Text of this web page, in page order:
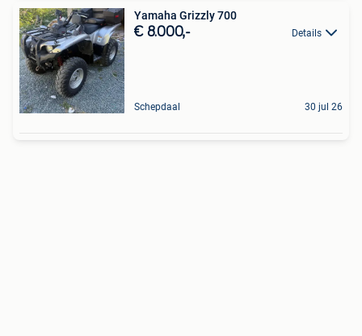
Yamaha Grizzly 700
€ 8.000,- Details
Schepdaal 30 jul 26